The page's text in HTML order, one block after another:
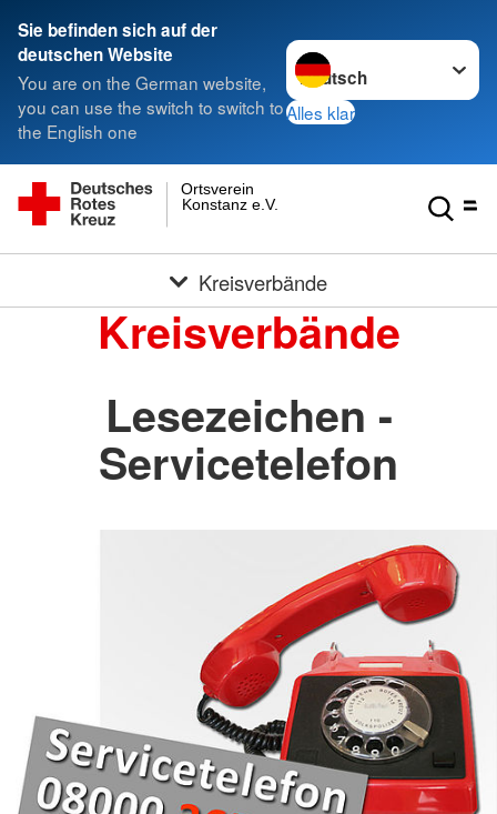
Sie befinden sich auf der
deutschen Website
You are on the German website,
you can use the switch to switch to
the English one
Sprache wechseln zu
Alles klar
Konstanz e.V.
Ortsverein
Kreisverbände
Kreisverbände
Lesezeichen -
Servicetelefon